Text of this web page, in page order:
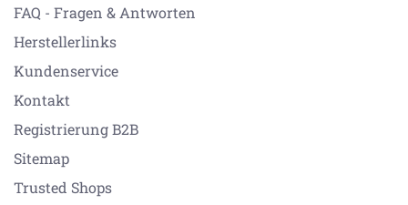
FAQ - Fragen & Antworten
Herstellerlinks
Kundenservice
Kontakt
Registrierung B2B
Sitemap
Trusted Shops